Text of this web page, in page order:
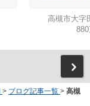
高槻市大字
> ブログ記事一覧 > 高槻